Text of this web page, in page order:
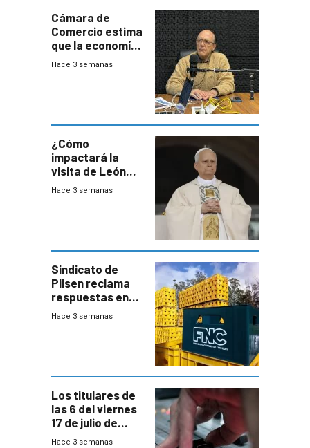
Cámara de
Comercio estima
que la economía
crecerá 1,6%
Hace 3 semanas
¿Cómo
impactará la
visita de León
XIV a Uruguay?
Hace 3 semanas
Sindicato de
Pilsen reclama
respuestas en
medio de
Hace 3 semanas
Los titulares de
las 6 del viernes
17 de julio de
2026
Hace 3 semanas